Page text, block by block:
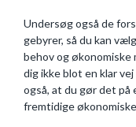
Undersøg også de
gebyrer, så du kan
behov og økonomiske
dig ikke blot en klar
også, at du gør det på
fremtidige